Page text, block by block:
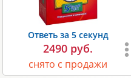
Ответь за 5 секунд
2490 руб.
снято с продажи